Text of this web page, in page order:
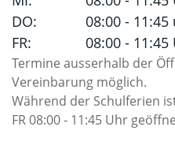
DO:
08:00 -
FR:
08:00 - 11:45
Termine ausserhalb der
Vereinbarung möglich.
Während der Schulferien
FR 08:00 - 11:45 Uhr